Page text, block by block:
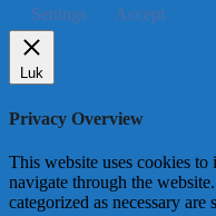
Settings
Accept
Luk
Privacy Overview
This website uses cookies
navigate through the
categorized as necessary